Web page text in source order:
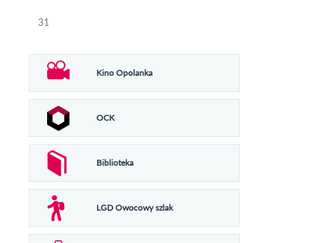
31
Kino Opolanka
OCK
Biblioteka
LGD Owocowy szlak